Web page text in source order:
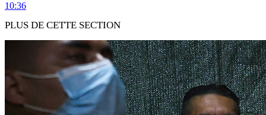
10:36
PLUS DE CETTE SECTION